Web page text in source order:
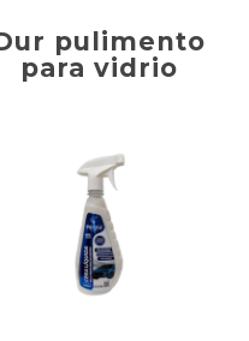
pulimento
para vidrio